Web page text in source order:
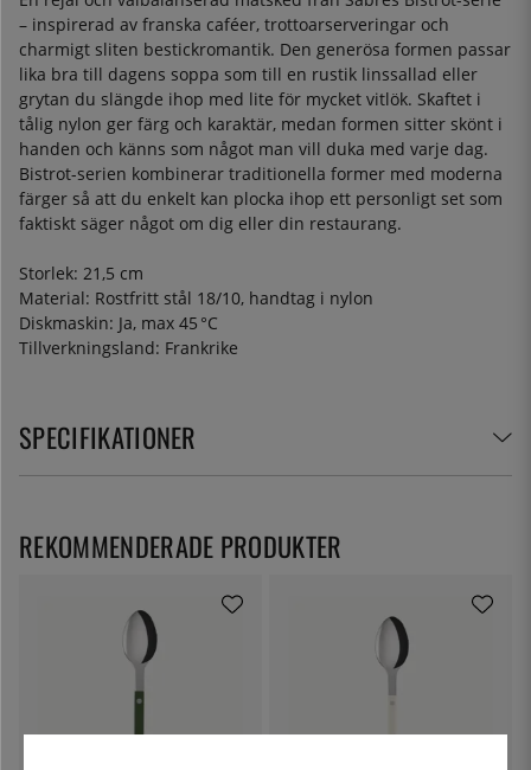
– inspirerad av franska caféer, trottoarserveringar och
charmigt sliten bestickromantik. Den generösa formen passar
lika bra till dagens soppa som till en rustik linssallad eller
grytan du slängde ihop med lite för mycket vitlök. Skaftet i
tålig nylon ger färg och karaktär, medan formen sitter skönt i
handen och känns som något man vill duka med varje dag.
Bistrot-serien kombinerar traditionella former med moderna
färger så att du enkelt kan plocka ihop ett personligt set som
faktiskt säger något om dig eller din restaurang.
Storlek: 21,5 cm
Material: Rostfritt stål 18/10, handtag i nylon
Diskmaskin: Ja, max 45 °C
Tillverkningsland: Frankrike
SPECIFIKATIONER
REKOMMENDERADE PRODUKTER